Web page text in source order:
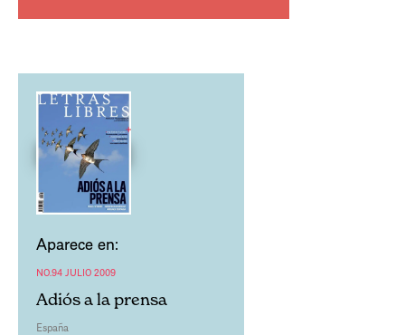
Aparece en:
NO.94 JULIO 2009
Adiós a la prensa
España